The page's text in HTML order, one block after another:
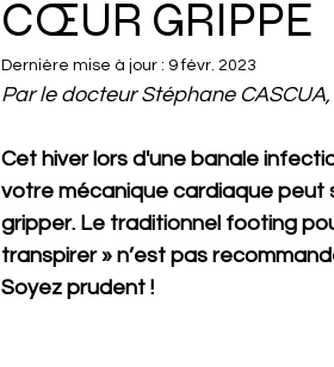
CŒUR GRIPPÉ
Dernière mise à jour : 9 févr. 2023
Par le docteur Stéphane
Cet hiver lors d'une banale
votre mécanique cardiaque peut
gripper. Le traditionnel footing
transpirer » n’est pas
Soyez prudent !